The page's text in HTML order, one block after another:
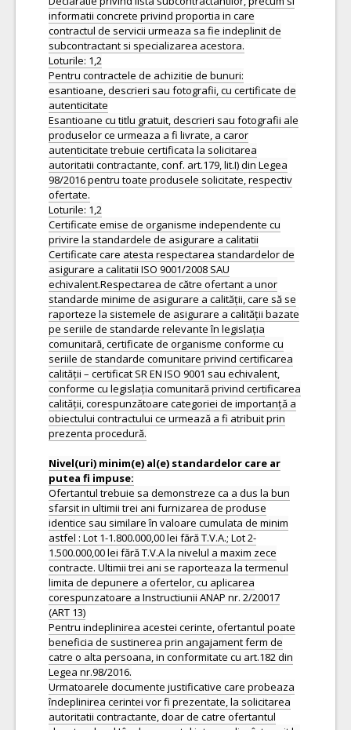
informatii concrete privind proportia in care
contractul de servicii urmeaza sa fie indeplinit de
subcontractant si specializarea acestora.
Loturile: 1,2
Pentru contractele de achizitie de bunuri:
esantioane, descrieri sau fotografii, cu certificate de
autenticitate
Esantioane cu titlu gratuit, descrieri sau fotografii ale
produselor ce urmeaza a fi livrate, a caror
autenticitate trebuie certificata la solicitarea
autoritatii contractante, conf. art.179, lit.I) din Legea
98/2016 pentru toate produsele solicitate, respectiv
ofertate.
Loturile: 1,2
Certificate emise de organisme independente cu
privire la standardele de asigurare a calitatii
Certificate care atesta respectarea standardelor de
asigurare a calitatii ISO 9001/2008 SAU
echivalent.Respectarea de către ofertant a unor
standarde minime de asigurare a calității, care să se
raporteze la sistemele de asigurare a calității bazate
pe seriile de standarde relevante în legislația
comunitară, certificate de organisme conforme cu
seriile de standarde comunitare privind certificarea
calității – certificat SR EN ISO 9001 sau echivalent,
conforme cu legislația comunitară privind certificarea
calității, corespunzătoare categoriei de importanță a
obiectului contractului ce urmează a fi atribuit prin
prezenta procedură.
Nivel(uri) minim(e) al(e) standardelor care ar
Ofertantul trebuie sa demonstreze ca a dus la bun
sfarsit in ultimii trei ani furnizarea de produse
identice sau similare în valoare cumulata de minim
astfel : Lot 1-1.800.000,00 lei fără T.V.A.; Lot 2-
1.500.000,00 lei fără T.V.A la nivelul a maxim zece
contracte. Ultimii trei ani se raporteaza la termenul
limita de depunere a ofertelor, cu aplicarea
corespunzatoare a Instructiunii ANAP nr. 2/20017
(ART 13)
Pentru indeplinirea acestei cerinte, ofertantul poate
beneficia de sustinerea prin angajament ferm de
catre o alta persoana, in conformitate cu art.182 din
Legea nr.98/2016.
Urmatoarele documente justificative care probeaza
îndeplinirea cerintei vor fi prezentate, la solicitarea
autoritatii contractante, doar de catre ofertantul